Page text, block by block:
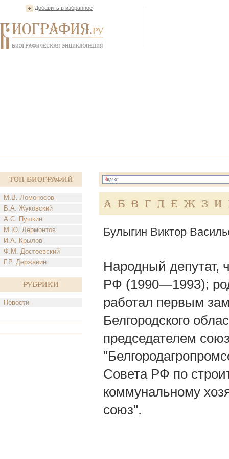
Добавить в избранное
Топ Биографий
М.В. Ломоносов
В.А. Жуковский
А.С. Пушкин
М.Ю. Лермонтов
И.А. Крылов
Ф.М. Достоевский
Г.Р. Державин
Рубрики
Новости
А Б В Г Д Е Ж З И
Булыгин Виктор
Народный депутат,
РФ (1990—1993);
работал первым
Белгородского
председателем
Совета РФ по
коммунальному
союз".